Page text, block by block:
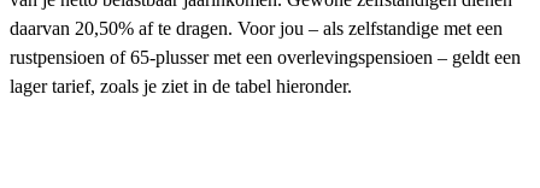
daarvan 20,50% af te dragen. Voor jou – als zelfstandige met een
rustpensioen of 65-plusser met een overlevingspensioen – geldt een
lager tarief, zoals je ziet in de tabel hieronder.